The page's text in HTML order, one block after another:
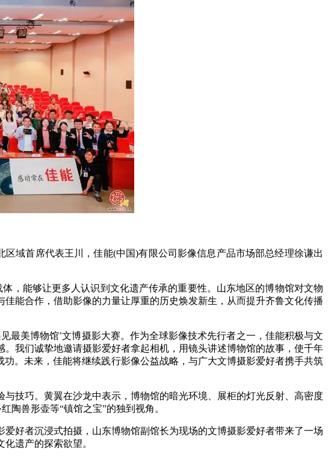
域首席代表王川，佳能(中国)有限公司影像信息产品市场部总经理徐谦出
，能够让更多人认识到文化遗产传承的重要性。山东地区的博物馆对文物
能合作，借助影像的力量让厚重的历史焕发新生，从而提升齐鲁文化传播
最美博物馆’文博摄影大赛。作为全球影像技术先行者之一，佳能积极与文
我们诚挚地邀请摄影爱好者拿起相机，用镜头讲述博物馆的故事，使千年
功。未来，佳能将继续践行影像公益战略，与广大文博摄影爱好者携手共筑
技巧。黄翼在沙龙中表示，博物馆的暗光环境、展柜的灯光反射、高密度
陶兽形壶等“镇馆之宝”的独到视角。
好者沉浸式拍摄，山东博物馆副馆长为现场的文博摄影爱好者带来了一场
遗产的探索欲望。